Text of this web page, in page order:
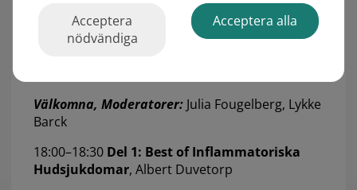
Christian Steczkó Nilsson, Uppsala
Program
Välkomna, Moderatorer: Julia Fougelberg, Lykke
Barck
18:00–18:30 Del 1: Best of Inflammatoriska
Hudsjukdomar, Albert Duvetorp
Acceptera
nödvändiga
Acceptera alla